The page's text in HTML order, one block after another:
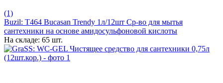
(1)
Buzil: T464 Bucasan Trendy 1л/12шт Ср-во для мытья
сантехники на основе амидосульфоновой кислоты
На складе: 65 шт.